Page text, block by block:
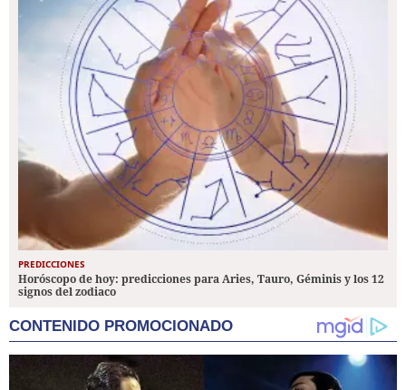
PREDICCIONES
Horóscopo de hoy: predicciones para Aries, Tauro, Géminis y los 12
signos del zodiaco
CONTENIDO PROMOCIONADO